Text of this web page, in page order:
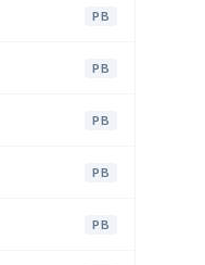
PB
PB
PB
PB
PB